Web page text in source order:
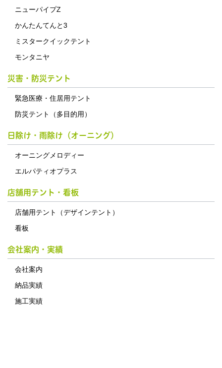
ニューパイプZ
かんたんてんと3
ミスタークイックテント
モンタニヤ
災害・防災テント
緊急医療・住居用テント
防災テント（多目的用）
日除け・雨除け（オーニング）
オーニングメロディー
エルパティオプラス
店舗用テント・看板
店舗用テント（デザインテント）
看板
会社案内・実績
会社案内
納品実績
施工実績